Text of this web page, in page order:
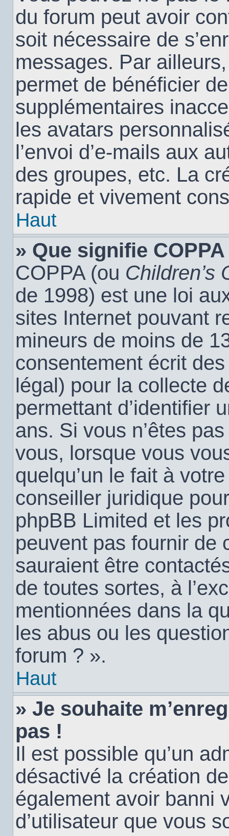
du forum peut avoir
soit nécessaire de
messages. Par
permet de bénéficier
supplémentaires
les avatars
l’envoi d’e-mails aux
des groupes, etc. La
rapide et vivement
Haut
» Que signifie
COPPA (ou Children’s
de 1998) est une loi
sites Internet pouvant
mineurs de moins de
consentement écrit
légal) pour la collecte
permettant d’identifier
ans. Si vous n’êtes
vous, lorsque vous
quelqu’un le fait à
conseiller juridique
phpBB Limited et les
peuvent pas fournir de
sauraient être
de toutes sortes, à
mentionnées dans la
les abus ou les
forum ? ».
Haut
» Je souhaite
pas !
Il est possible qu’un
désactivé la création
également avoir banni
d’utilisateur que vous